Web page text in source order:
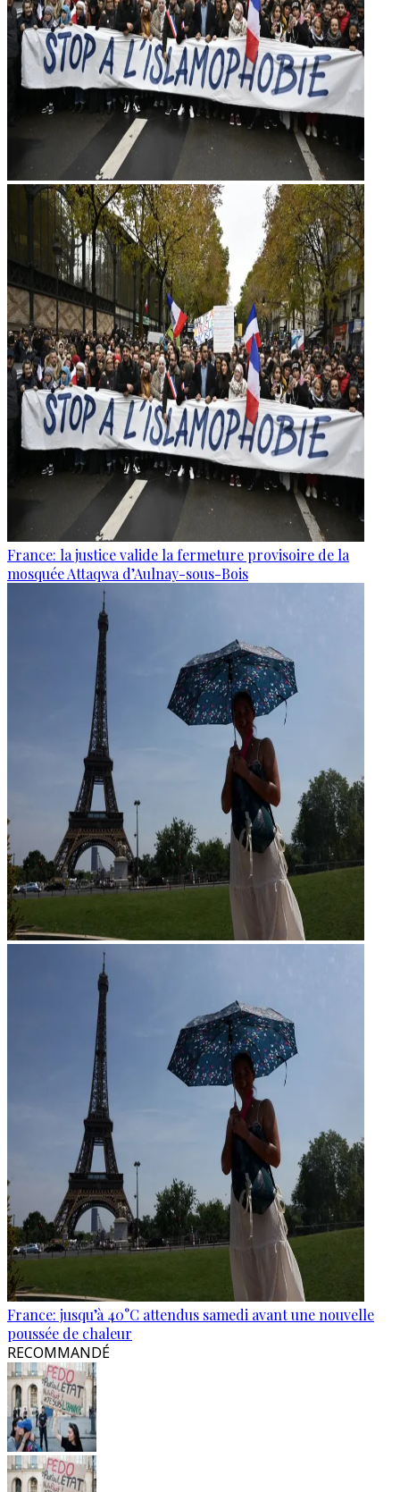
France: la justice valide la fermeture provisoire de la
mosquée Attaqwa d’Aulnay-sous-Bois
France: jusqu’à 40°C attendus samedi avant une nouvelle
poussée de chaleur
RECOMMANDÉ